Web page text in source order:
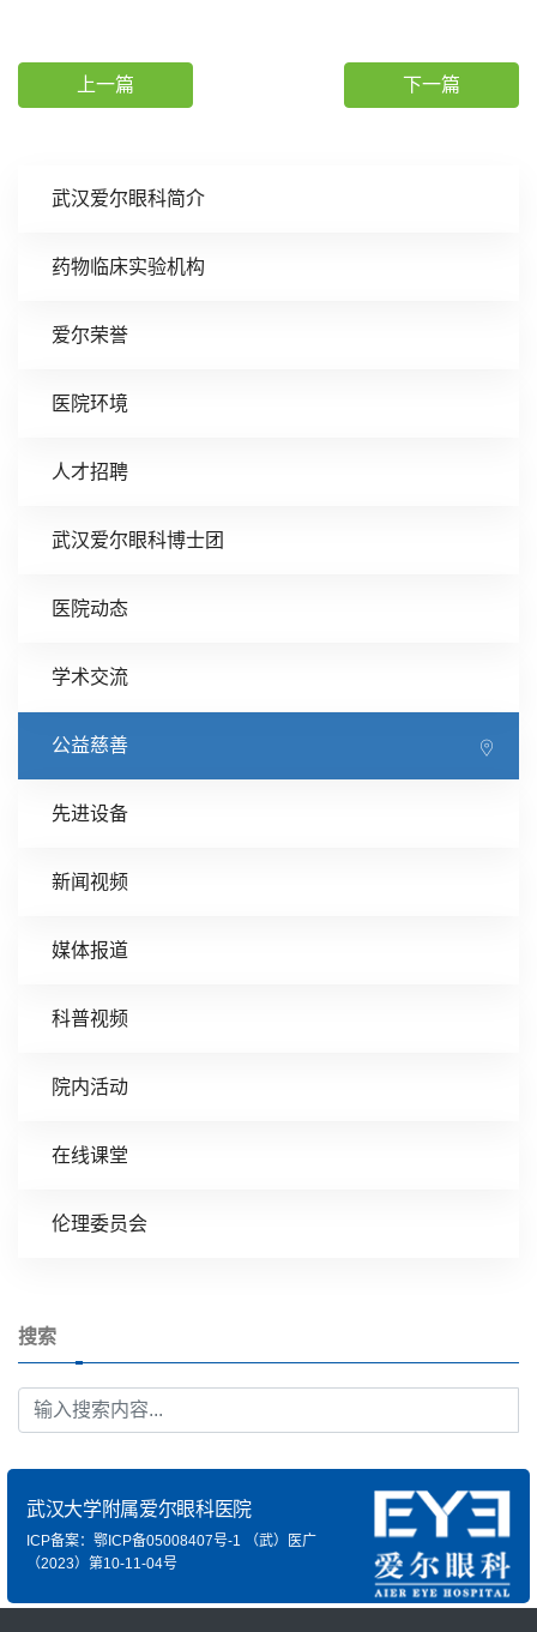
武汉爱尔眼科简介
药物临床实验机构
爱尔荣誉
医院环境
人才招聘
武汉爱尔眼科博士团
医院动态
学术交流
公益慈善
先进设备
新闻视频
媒体报道
科普视频
院内活动
在线课堂
伦理委员会
搜索
上一篇 下一篇
武汉大学附属爱尔眼科医院
ICP备案：鄂ICP备05008407号-1 （武）医广
（2023）第10-11-04号